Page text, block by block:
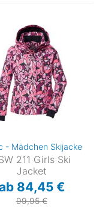
- Mädchen Skijacke
211 Girls Ski
Jacket
84,45 €
99,95 €